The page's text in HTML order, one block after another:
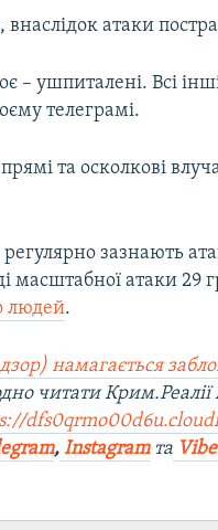
атаки
– ушпиталені. Всі
телеграмі.
та осколкові
регулярно зазнають
масштабної атаки 29
людей.
намагається
читати
, Instagramта